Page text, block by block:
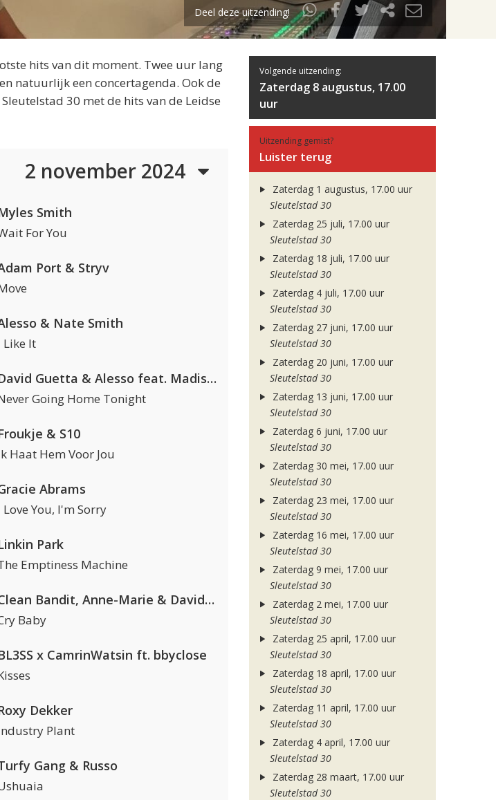
Deel deze uitzending!
hits van dit moment. Twee uur lang
natuurlijk een concertagenda. Ook de
30 met de hits van de Leidse
2 november 2024
Smith
For You
Port & Stryv
& Nate Smith
Like It
David Guetta & Alesso feat. Madison Love
Going Home Tonight
& S10
Haat Hem Voor Jou
Abrams
Love You, I'm Sorry
Park
Emptiness Machine
Clean Bandit, Anne-Marie & David Guetta
Baby
x CamrinWatsin ft. bbyclose
Dekker
Plant
Gang & Russo
Volgende uitzending:
Zaterdag 8 augustus, 17.00
uur
Uitzending gemist?
Luister terug
Zaterdag 1 augustus, 17.00 uur
Sleutelstad 30
Zaterdag 25 juli, 17.00 uur
Sleutelstad 30
Zaterdag 18 juli, 17.00 uur
Sleutelstad 30
Zaterdag 4 juli, 17.00 uur
Sleutelstad 30
Zaterdag 27 juni, 17.00 uur
Sleutelstad 30
Zaterdag 20 juni, 17.00 uur
Sleutelstad 30
Zaterdag 13 juni, 17.00 uur
Sleutelstad 30
Zaterdag 6 juni, 17.00 uur
Sleutelstad 30
Zaterdag 30 mei, 17.00 uur
Sleutelstad 30
Zaterdag 23 mei, 17.00 uur
Sleutelstad 30
Zaterdag 16 mei, 17.00 uur
Sleutelstad 30
Zaterdag 9 mei, 17.00 uur
Sleutelstad 30
Zaterdag 2 mei, 17.00 uur
Sleutelstad 30
Zaterdag 25 april, 17.00 uur
Sleutelstad 30
Zaterdag 18 april, 17.00 uur
Sleutelstad 30
Zaterdag 11 april, 17.00 uur
Sleutelstad 30
Zaterdag 4 april, 17.00 uur
Sleutelstad 30
Zaterdag 28 maart, 17.00 uur
Sleutelstad 30